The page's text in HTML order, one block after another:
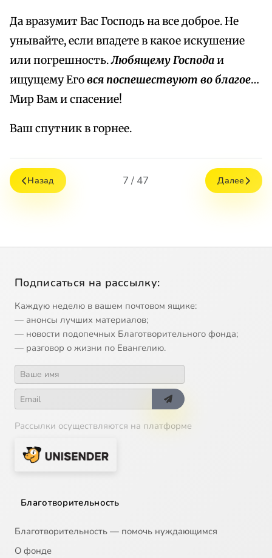
Да вразумит Вас Господь на все доброе. Не
унывайте, если впадете в какое искушение
или погрешность.Любящему Господаи
ищущему Еговся поспешествуют во благое…
Мир Вам и спасение!
Ваш спутник в горнее.
Назад 7 / 47 Далее
Подписаться на рассылку:
Каждую неделю в вашем почтовом ящике:
— анонсы лучших материалов;
— новости подопечных Благотворительного фонда;
— разговор о жизни по Евангелию.
Рассылки осуществляются на платформе
Благотворительность
Благотворительность — помочь нуждающимся
О фонде